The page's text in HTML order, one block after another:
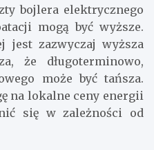
bojlera elektrycznego
mogą być wyższe.
jest zazwyczaj wyższa
że długoterminowo,
może być tańsza.
na lokalne ceny energii
się w zależności od